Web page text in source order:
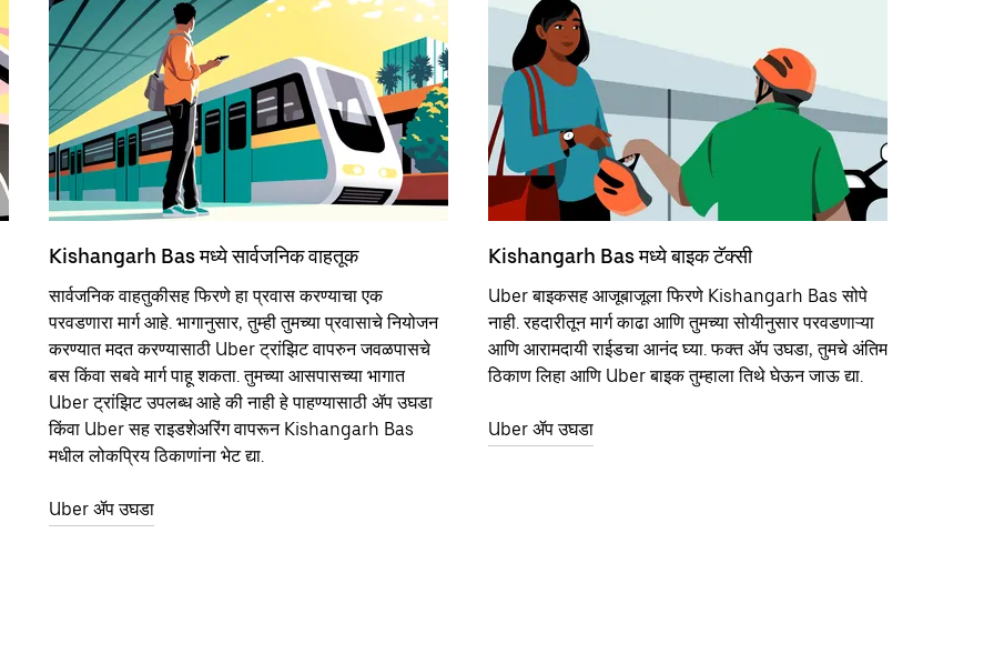
Kishangarh Bas मध्ये सार्वजनिक वाहतूक
सार्वजनिक वाहतुकीसह फिरणे हा प्रवास करण्याचा एक
परवडणारा मार्ग आहे. भागानुसार, तुम्ही तुमच्या प्रवासाचे नियोजन
करण्यात मदत करण्यासाठी Uber ट्रांझिट वापरुन जवळपासचे
बस किंवा सबवे मार्ग पाहू शकता. तुमच्या आसपासच्या भागात
Uber ट्रांझिट उपलब्ध आहे की नाही हे पाहण्यासाठी ॲप उघडा
किंवा Uber सह राइडशेअरिंग वापरून Kishangarh Bas
मधील लोकप्रिय ठिकाणांना भेट द्या.
Uber ॲप उघडा
Kishangarh Bas मध्ये बाइक टॅक्सी
Uber बाइकसह आजूबाजूला फिरणे Kishangarh Bas सोपे
नाही. रहदारीतून मार्ग काढा आणि तुमच्या सोयीनुसार परवडणाऱ्या
आणि आरामदायी राईडचा आनंद घ्या. फक्त ॲप उघडा, तुमचे अंतिम
ठिकाण लिहा आणि Uber बाइक तुम्हाला तिथे घेऊन जाऊ द्या.
Uber ॲप उघडा